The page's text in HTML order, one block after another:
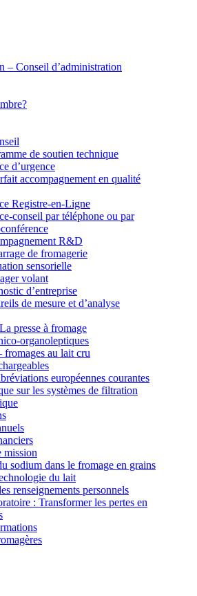
– Conseil d’administration
de soutien technique
d’urgence
accompagnement en qualité
Registre-en-Ligne
conseil par téléphone ou par
R&D
de fromagerie
sensorielle
volant
d’entreprise
de mesure et d’analyse
presse à fromage
organoleptiques
fromages au lait cru
européennes courantes
sur les systèmes de filtration
mission
sodium dans le fromage en grains
du lait
renseignements personnels
: Transformer les pertes en